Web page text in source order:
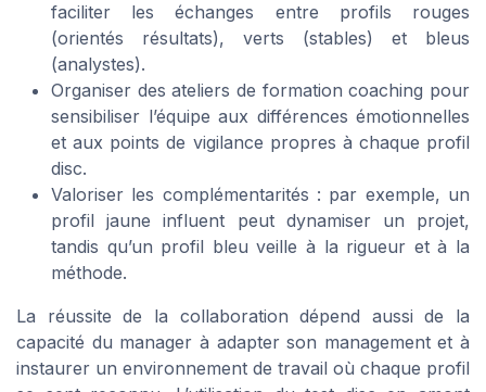
faciliter les échanges entre profils rouges
(orientés résultats), verts (stables) et bleus
(analystes).
Organiser des ateliers de formation coaching pour
sensibiliser l’équipe aux différences émotionnelles
et aux points de vigilance propres à chaque profil
disc.
Valoriser les complémentarités : par exemple, un
profil jaune influent peut dynamiser un projet,
tandis qu’un profil bleu veille à la rigueur et à la
méthode.
La réussite de la collaboration dépend aussi de la
capacité du manager à adapter son management et à
instaurer un environnement de travail où chaque profil